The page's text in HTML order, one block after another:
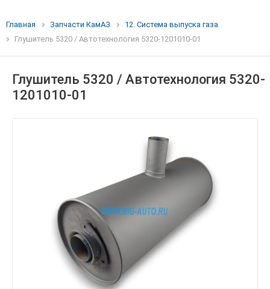
Главная Запчасти КамАЗ
12. Система выпуска газа
Глушитель 5320 / Автотехнология 5320-1201010-01
Глушитель 5320 / Автотехнология 5320-
1201010-01